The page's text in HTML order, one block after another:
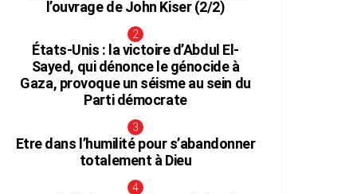
l’ouvrage de John Kiser (2/2)
États-Unis : la victoire d’Abdul El-
Sayed, qui dénonce le génocide à
Gaza, provoque un séisme au sein du
Parti démocrate
Etre dans l’humilité pour s’abandonner
totalement à Dieu